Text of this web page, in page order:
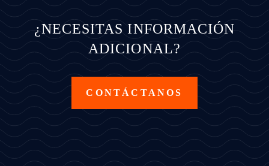
¿NECESITAS INFORMACIÓN
ADICIONAL?
CONTÁCTANOS